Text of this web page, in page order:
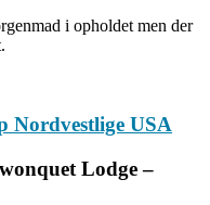
i opholdet men der
Lodge –